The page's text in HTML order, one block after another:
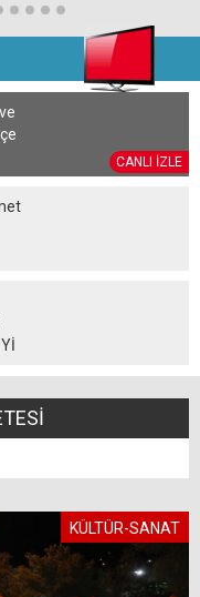
CANLI İZLE
KÜLTÜR-SANAT